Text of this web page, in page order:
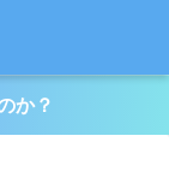
か？